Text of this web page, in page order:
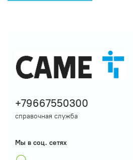
+79667550300
справочная служба
Мы в соц. сетях